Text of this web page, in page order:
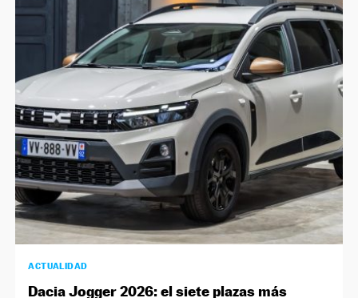
ACTUALIDAD
Dacia Jogger 2026: el siete plazas más